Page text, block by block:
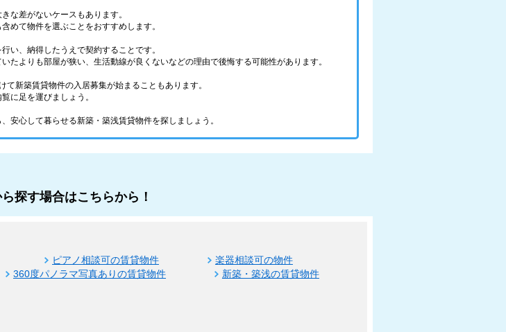
な差がないケースもあります。
めて物件を選ぶことをおすすめします。
い、納得したうえで契約することです。
たよりも部屋が狭い、生活動線が良くないなどの理由で後悔する可能性があります。
新築賃貸物件の入居募集が始まることもあります。
に足を運びましょう。
安心して暮らせる新築・築浅賃貸物件を探しましょう。
探す場合はこちらから！
ピアノ相談可の賃貸物件
楽器相談可の物件
360度パノラマ写真ありの賃貸物件
新築・築浅の賃貸物件